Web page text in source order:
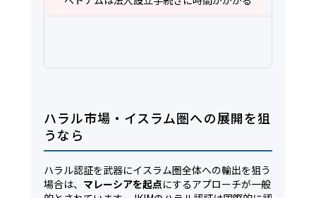
ハラル市場・イスラム圏への展開を狙
うなら
ハラル認証を武器にイスラム圏全体への輸出を狙う
場合は、 マレーシアを起点にするアプローチが一般